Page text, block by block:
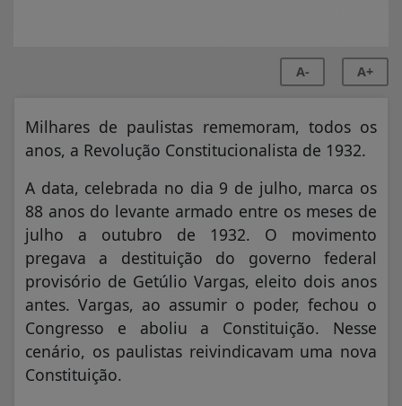
A- A+
Milhares de paulistas rememoram, todos os
anos, a Revolução Constitucionalista de 1932.
A data, celebrada no dia 9 de julho, marca os
88 anos do levante armado entre os meses de
julho a outubro de 1932. O movimento
pregava a destituição do governo federal
provisório de Getúlio Vargas, eleito dois anos
antes. Vargas, ao assumir o poder, fechou o
Congresso e aboliu a Constituição. Nesse
cenário, os paulistas reivindicavam uma nova
Constituição.